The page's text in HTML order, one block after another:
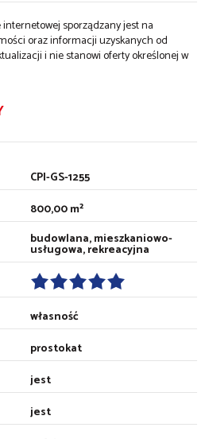
sporządzany jest na
oraz informacji uzyskanych od
i nie stanowi oferty określonej w
CPI-GS-1255
800,00 m²
budowlana, mieszkaniowo-
usługowa, rekreacyjna
własność
prostokat
jest
jest